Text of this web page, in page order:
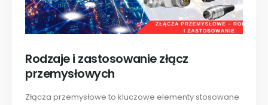
Rodzaje i zastosowanie złącz
przemysłowych
Złącza przemysłowe to kluczowe elementy stosowane